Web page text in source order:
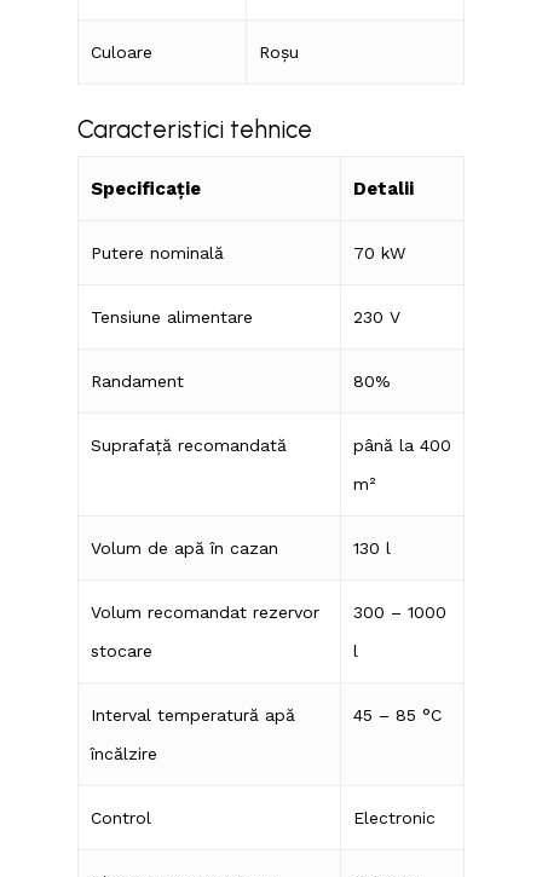
Culoare Roșu
Caracteristici tehnice
Specificație Detalii
Putere nominală 70 kW
Tensiune alimentare 230 V
Randament 80%
Suprafață recomandată
până la 400
m²
Volum de apă în cazan 130 l
Volum recomandat rezervor
stocare
300 – 1000
l
Interval temperatură apă
încălzire
45 – 85 °C
Control Electronic